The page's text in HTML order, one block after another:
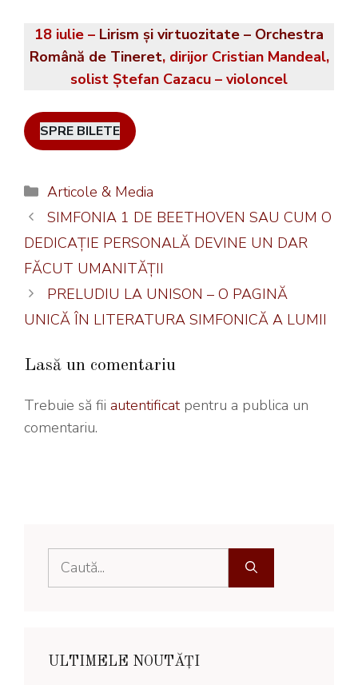
18 iulie – Lirism și virtuozitate – Orchestra
Română de Tineret, dirijor Cristian Mandeal,
solist Ștefan Cazacu – violoncel
SPRE BILETE
Categorii
Articole & Media
SIMFONIA 1 DE BEETHOVEN SAU CUM O
DEDICAȚIE PERSONALĂ DEVINE UN DAR
FĂCUT UMANITĂȚII
PRELUDIU LA UNISON – O PAGINĂ
UNICĂ ÎN LITERATURA SIMFONICĂ A LUMII
Lasă un comentariu
Trebuie să fii autentificatpentru a publica un
comentariu.
Caută
ULTIMELE NOUTĂȚI